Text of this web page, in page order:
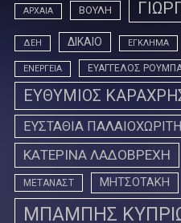
ΑΡΧΑΙΑ ΒΟΥΛΗ
ΔΕΗ ΔΙΚΑΙΟ ΕΓΚΛΗΜΑ
ΕΝΕΡΓΕΙΑ ΕΥΑΓΓΕΛΟΣ
ΕΥΘΥΜΙΟΣ
ΕΥΣΤΑΘΙΑ ΠΑΛΑΙΟΧΩΡΙΤΗ
ΚΑΤΕΡΙΝΑ ΛΑΔΟΒΡΕΧΗ
ΜΕΤΑΝΑΣΤ ΜΗΤΣΟΤΑΚΗ
ΜΠΑΜΠΗΣ